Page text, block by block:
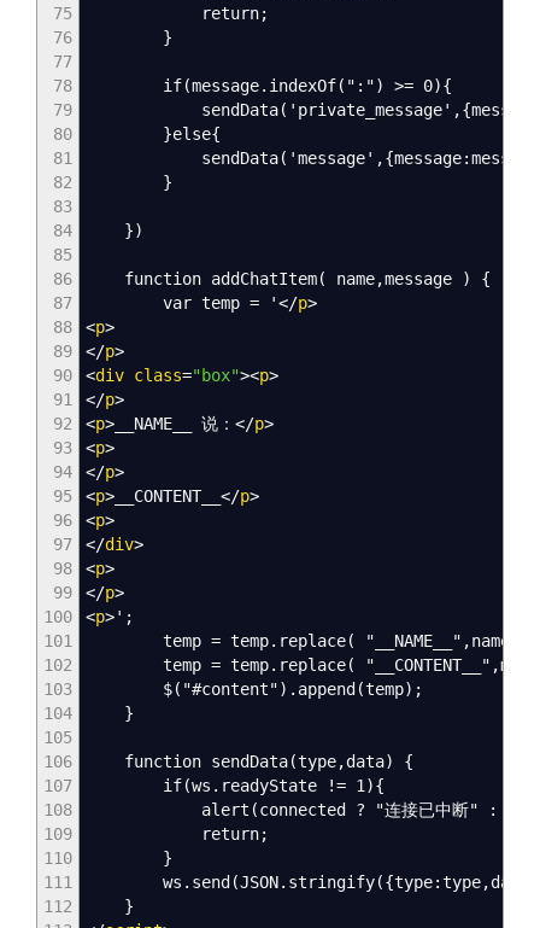
75
76
77
78
79
80
81
82
83
84
85
86
87
88
89
90
91
92
93
94
95
96
97
98
99
100
101
102
103
104
105
106
107
108
109
110
111
112
return;
}
if(message.indexOf(":") >= 0){
}else{
}
})
function addChatItem( name,message ) {
var temp = '</p>
<p>
</p>
<div class="box"><p>
</p>
<p> __NAME__ 说： </p>
<p>
</p>
<p> __CONTENT__ </p>
<p>
</div>
<p>
</p>
<p>';
temp = temp.replace( "__NAME__",name );
temp = temp.replace(
$("#content").append(temp);
}
function sendData(type,data) {
if(ws.readyState != 1){
alert(connected ? "连接已中断" : "连接
return;
}
}